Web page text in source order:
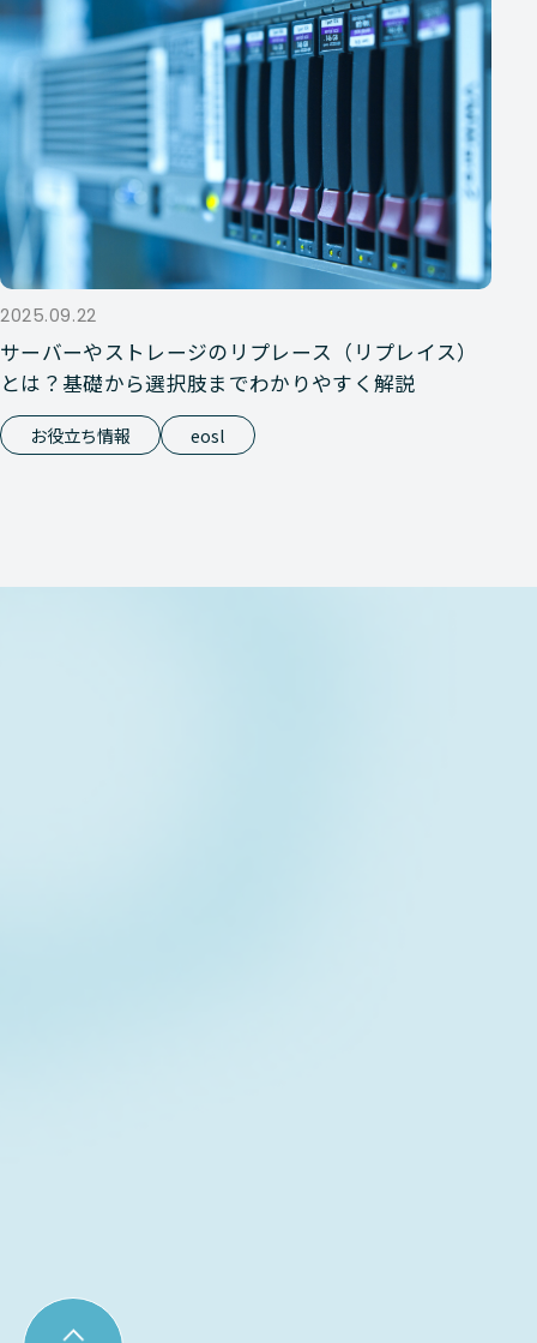
2025.09.22
サーバーやストレージのリプレース（リプレイス）
とは？基礎から選択肢までわかりやすく解説
お役立ち情報 eosl